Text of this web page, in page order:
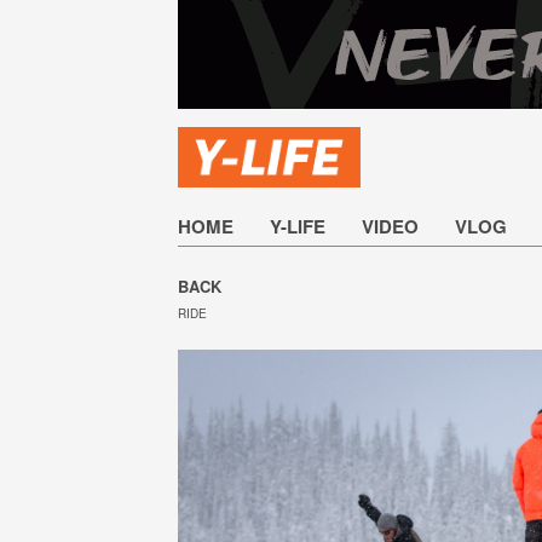
HOME Y-LIFE VIDEO VLOG
BACK
RIDE